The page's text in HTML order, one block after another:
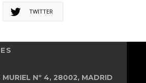
TWITTER
MURIEL Nº 4, 28002, MADRID